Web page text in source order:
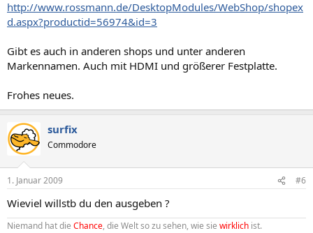
http://www.rossmann.de/DesktopModules/WebShop/shopex
d.aspx?productid=56974&id=3
Gibt es auch in anderen shops und unter anderen
Markennamen. Auch mit HDMI und größerer Festplatte.
Frohes neues.
surfix
Commodore
1. Januar 2009 #6
Wieviel willstb du den ausgeben ?
Niemand hat die Chance, die Welt so zu sehen, wie sie wirklich ist.